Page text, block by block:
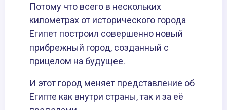
Потому что всего в нескольких
километрах от исторического города
Египет построил совершенно новый
прибрежный город, созданный с
прицелом на будущее.
И этот город меняет представление об
Египте как внутри страны, так и за её